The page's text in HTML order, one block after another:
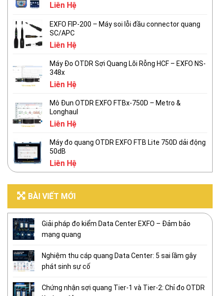
Liên Hệ
EXFO FIP-200 – Máy soi lỗi đầu connector quang
SC/APC
Liên Hệ
Máy Đo OTDR Sợi Quang Lõi Rỗng HCF – EXFO NS-
348x
Liên Hệ
Mô Đun OTDR EXFO FTBx-750D – Metro &
Longhaul
Liên Hệ
Máy đo quang OTDR EXFO FTB Lite 750D dải động
50dB
Liên Hệ
BÀI VIẾT MỚI
Giải pháp đo kiểm Data Center EXFO – Đảm bảo
mạng quang
Nghiệm thu cáp quang Data Center: 5 sai lầm gây
phát sinh sự cố
Chứng nhận sợi quang Tier-1 và Tier-2: Chỉ đo OTDR